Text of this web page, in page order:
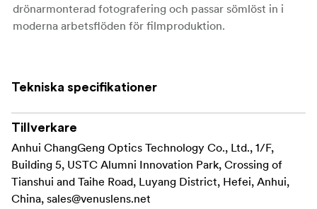
drönarmonterad fotografering och passar sömlöst in i
moderna arbetsflöden för filmproduktion.
Nyckelfunktioner:
- Brännvidd: 12mm
- Maximal bländare: T2.9
- Synvinkel: 122° (VistaVision)
- Alternativ för objektivfattning: ARRI PL, Canon EF,
Tekniska specifikationer
Tillverkare
Anhui ChangGeng Optics Technology Co., Ltd., 1/F,
Building 5, USTC Alumni Innovation Park, Crossing of
Tianshui and Taihe Road, Luyang District, Hefei, Anhui,
China, sales@venuslens.net